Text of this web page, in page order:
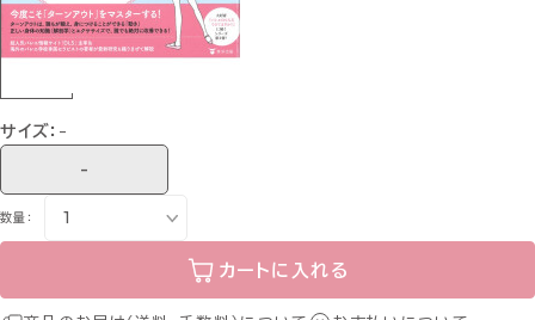
サイズ： -
-
数量：
カートに入れる